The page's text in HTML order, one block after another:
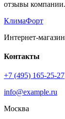
отзывы компании.
КлимаФорт
Интернет-
Контакты
+7 (495) 165-25-27
info@example.ru
Москва